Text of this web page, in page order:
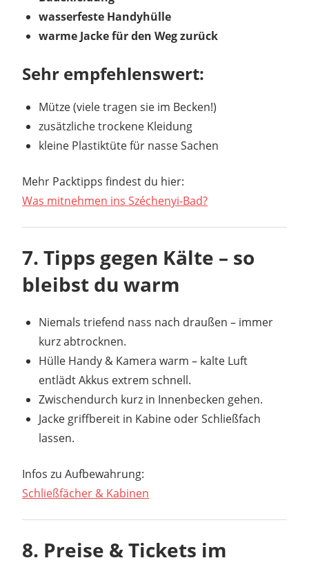
wasserfeste Handyhülle
warme Jacke für den Weg zurück
Sehr empfehlenswert:
Mütze (viele tragen sie im Becken!)
zusätzliche trockene Kleidung
kleine Plastiktüte für nasse Sachen
Mehr Packtipps findest du hier:
Was mitnehmen ins Széchenyi-Bad?
7. Tipps gegen Kälte – so
bleibst du warm
Niemals triefend nass nach draußen – immer
kurz abtrocknen.
Hülle Handy & Kamera warm – kalte Luft
entlädt Akkus extrem schnell.
Zwischendurch kurz in Innenbecken gehen.
Jacke griffbereit in Kabine oder Schließfach
lassen.
Infos zu Aufbewahrung:
Schließfächer & Kabinen
8. Preise & Tickets im